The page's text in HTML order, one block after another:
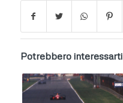
Potrebbero interessarti